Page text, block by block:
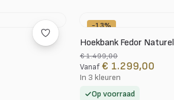
-13%
Hoekbank Fedor Naturel
€ 1.499,00
Vanaf € 1.299,00
In 3 kleuren
Op voorraad